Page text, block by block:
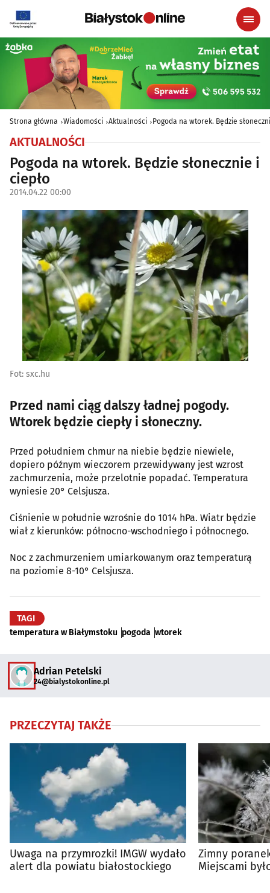
Strona główna Wiadomości Aktualności Pogoda na wtorek. Będzie
AKTUALNOŚCI
Pogoda na wtorek. Będzie słonecznie i
ciepło
2014.04.22 00:00
Fot: sxc.hu
Przed nami ciąg dalszy ładnej pogody.
Wtorek będzie ciepły i słoneczny.
Przed południem chmur na niebie będzie niewiele,
dopiero późnym wieczorem przewidywany jest wzrost
zachmurzenia, może przelotnie popadać. Temperatura
wyniesie 20° Celsjusza.
Ciśnienie w południe wzrośnie do 1014 hPa. Wiatr będzie
wiał z kierunków: północno-wschodniego i północnego.
Noc z zachmurzeniem umiarkowanym oraz temperaturą
na poziomie 8-10° Celsjusza.
TAGI
temperatura w Białymstoku pogoda wtorek
Adrian Petelski
24@bialystokonline.pl
PRZECZYTAJ TAKŻE
Uwaga na przymrozki! IMGW wydało
alert dla powiatu białostockiego
Zimny
Miejscami